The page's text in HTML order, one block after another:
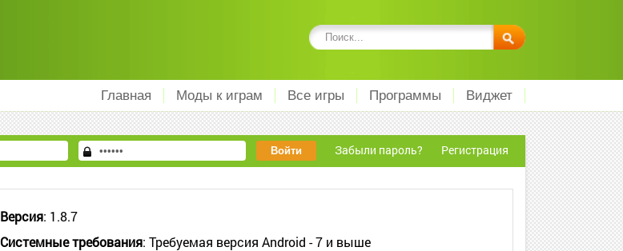
Главная Моды к играм Все игры Программы Виджет
Забыли пароль? Регистрация
Версия: 1.8.7
Системные требования: Требуемая версия Android - 7 и выше